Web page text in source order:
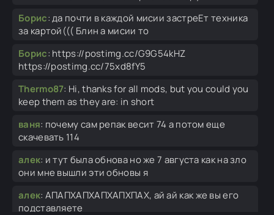
Борис:да почти в каждой мисии застреЕт техника
за картой((( Блин а мисии то
Борис: https://postimg.cc/G9G54kHZ
https://postimg.cc/75xd8fY5
Thermo87: Hi, thanks for all mods, but you could you
keep them as they are: in short
ваня: почему сам репак весит 74 а потом еще
скачевать 114
алек: и тут была обнова но же 7 августа как на зло
они мне вышли эти обновы я
алек: АПАПХАПХАПХАПХПАХ, ай ай как же вы его
подставляете